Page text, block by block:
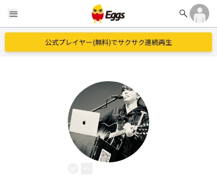
menu search
公式プレイヤー(無料)でサクサク連続再生